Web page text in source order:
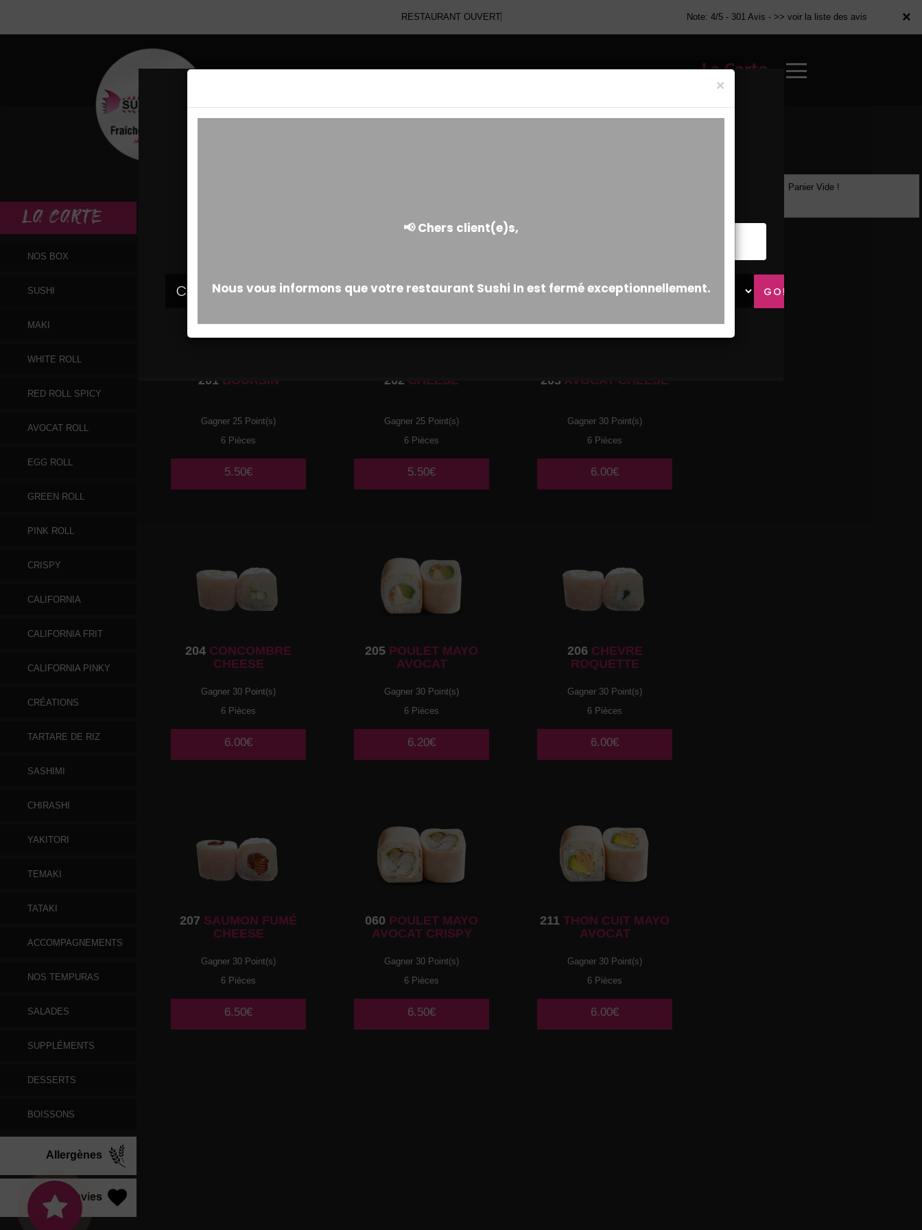
×
RESTAURANT OUVERT Note: 4/5 - 301 Avis - >> voir la liste des avis
La Carte
×
LA CARTE
NOS BOX
SUSHI
MAKI
WHITE ROLL
RED ROLL SPICY
AVOCAT ROLL
EGG ROLL
GREEN ROLL
PINK ROLL
CRISPY
CALIFORNIA
CALIFORNIA FRIT
CALIFORNIA PINKY
CRÉATIONS
TARTARE DE RIZ
SASHIMI
CHIRASHI
YAKITORI
TEMAKI
TATAKI
ACCOMPAGNEMENTS
NOS TEMPURAS
SALADES
SUPPLÉMENTS
DESSERTS
BOISSONS
Allergènes
Vos Envies
Fine tranche de poulet fumé
201BOURSIN
Gagner 25 Point(s)
6 Pièces
5.50€
202 CHEESE
Gagner 25 Point(s)
6 Pièces
5.50€
203 AVOCAT CHEESE
Gagner 30 Point(s)
6 Pièces
6.00€
204 CONCOMBRE
CHEESE
Gagner 30 Point(s)
6 Pièces
6.00€
205 POULET MAYO
AVOCAT
Gagner 30 Point(s)
6 Pièces
6.20€
206 CHEVRE
ROQUETTE
Gagner 30 Point(s)
6 Pièces
6.00€
207 SAUMON FUMÉ
CHEESE
Gagner 30 Point(s)
6 Pièces
6.50€
060 POULET MAYO
AVOCAT CRISPY
Gagner 30 Point(s)
6 Pièces
6.50€
211 THON CUIT MAYO
AVOCAT
Gagner 30 Point(s)
6 Pièces
6.00€
Panier Vide !
×